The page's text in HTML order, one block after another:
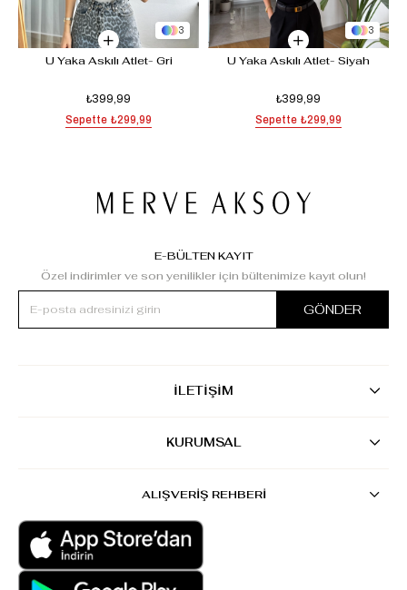
3
U Yaka Askılı Atlet- Gri
₺399,99
Sepette ₺299,99
3
U Yaka Askılı Atlet- Siyah
₺399,99
Sepette ₺299,99
E-BÜLTEN KAYIT
Özel indirimler ve son yenilikler için bültenimize kayıt olun!
GÖNDER
İLETİŞİM
KURUMSAL
ALIŞVERİŞ REHBERİ